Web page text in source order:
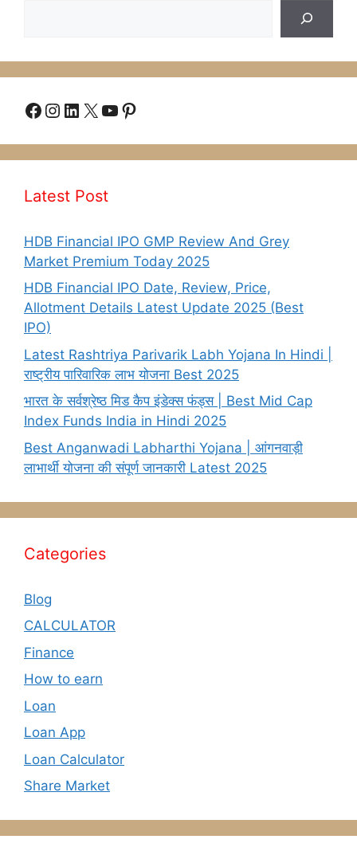
Facebook
Instagram
LinkedIn
X YouTube
Pinterest
Latest Post
HDB Financial IPO GMP Review And Grey
Market Premium Today 2025
HDB Financial IPO Date, Review, Price,
Allotment Details Latest Update 2025 (Best
IPO)
Latest Rashtriya Parivarik Labh Yojana In Hindi |
राष्ट्रीय पारिवारिक लाभ योजना Best 2025
भारत के सर्वश्रेष्ठ मिड कैप इंडेक्स फंड्स | Best Mid Cap
Index Funds India in Hindi 2025
Best Anganwadi Labharthi Yojana | आंगनवाड़ी
लाभार्थी योजना की संपूर्ण जानकारी Latest 2025
Categories
Blog
CALCULATOR
Finance
How to earn
Loan
Loan App
Loan Calculator
Share Market